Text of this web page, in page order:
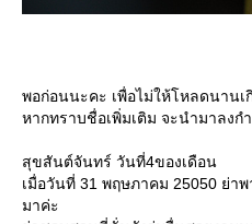
พอก่อนนะคะ เพื่อไม่ให้โหลดนานเ
หากทราบชื่อเพิ่มเติม จะนำมาลงก
สุขสันต์จันทร์ วันที่4ของเดือน
เมื่อวันที่ 31 พฤษภาคม 25050 ย่
มาค่ะ